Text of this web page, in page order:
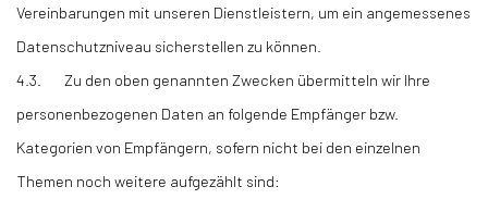
Vereinbarungen mit unseren Dienstleistern, um ein angemessenes
Datenschutzniveau sicherstellen zu können.
4.3. Zu den oben genannten Zwecken übermitteln wir Ihre
personenbezogenen Daten an folgende Empfänger bzw.
Kategorien von Empfängern, sofern nicht bei den einzelnen
Themen noch weitere aufgezählt sind: